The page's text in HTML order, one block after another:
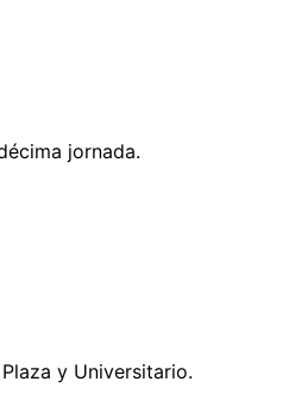
jornada.
y Universitario.